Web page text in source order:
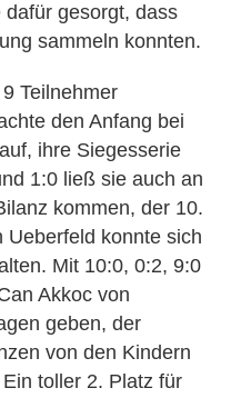
gesorgt, dass
sammeln konnten.
Teilnehmer
den Anfang bei
ihre Siegesserie
1:0 ließ sie auch an
kommen, der 10.
Ueberfeld konnte sich
Mit 10:0, 0:2, 9:0
Akkoc von
geben, der
von den Kindern
toller 2. Platz für